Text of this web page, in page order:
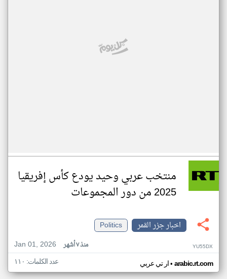
منتخب عربي وحيد يودع كأس إفريقيا
2025 من دور المجموعات
اخبار جزر القمر
Politics
Jan 01, 2026
منذ ٧ أشهر YU55DX
ار تي عربي• arabic.rt.com عدد الكلمات: ١١٠